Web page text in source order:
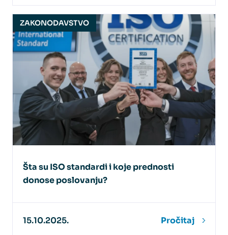
ZAKONODAVSTVO
Šta su ISO standardi i koje prednosti
donose poslovanju?
15.10.2025. Pročitaj